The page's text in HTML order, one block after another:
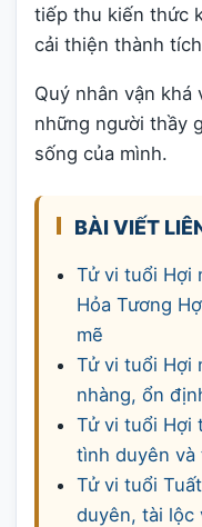
tiếp thu kiến thức
cải thiện thành
Quý nhân vận khá
những người thầy
sống của mình.
BÀI VIẾT
Tử vi tuổi Hợi
Hỏa Tương
mẽ
Tử vi tuổi Hợi
nhàng, ổn
Tử vi tuổi Hợi
tình duyên và
Tử vi tuổi
duyên, tài lộc